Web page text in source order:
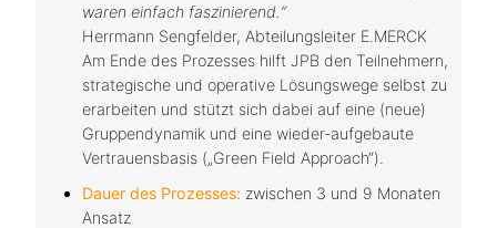
waren einfach faszinierend.“
Herrmann Sengfelder, Abteilungsleiter E.MERCK
Am Ende des Prozesses hilft JPB den Teilnehmern,
strategische und operative Lösungswege selbst zu
erarbeiten und stützt sich dabei auf eine (neue)
Gruppendynamik und eine wieder-aufgebaute
Vertrauensbasis („Green Field Approach“).
Dauer des Prozesses: zwischen 3 und 9 Monaten
Ansatz